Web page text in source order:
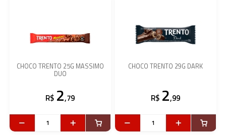
CHOCO TRENTO 25G MASSIMO
DUO
R$ 2,79
CHOCO TRENTO 29G DARK
R$ 2,99